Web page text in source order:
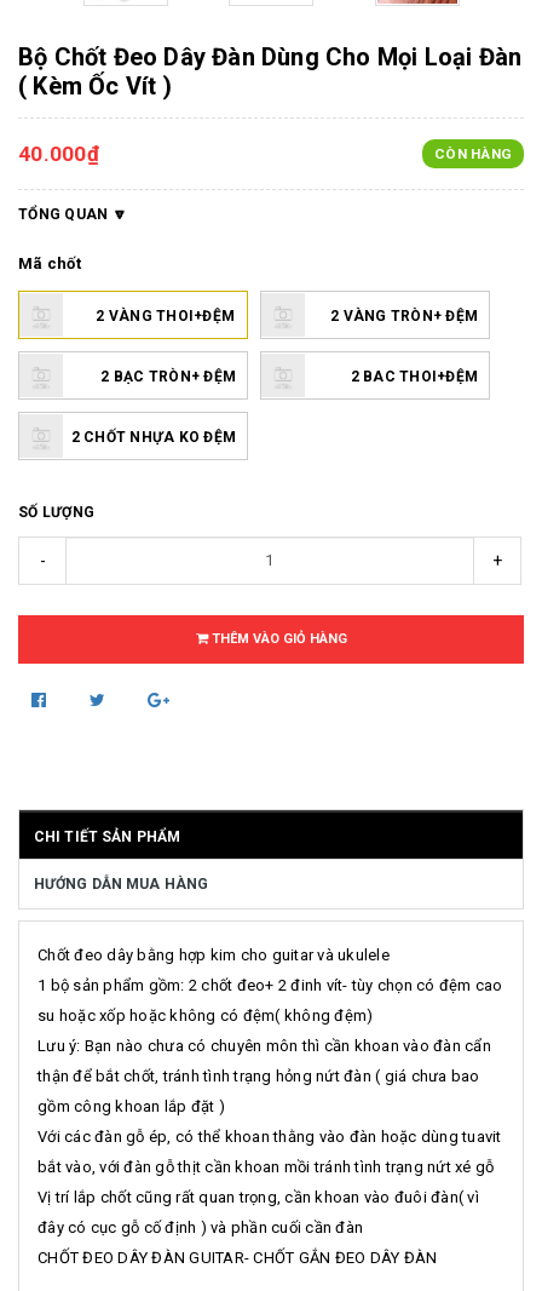
Bộ Chốt Đeo Dây Đàn Dùng Cho Mọi Loại Đàn
( Kèm Ốc Vít )
40.000₫ CÒN HÀNG
TỔNG QUAN
Mã chốt
2 VÀNG THOI+ĐỆM 2 VÀNG TRÒN+ ĐỆM
2 BẠC TRÒN+ ĐỆM 2 BAC THOI+ĐỆM
2 CHỐT NHỰA KO ĐỆM
SỐ LƯỢNG
- +
THÊM VÀO GIỎ HÀNG
CHI TIẾT SẢN PHẨM
HƯỚNG DẪN MUA HÀNG
Chốt đeo dây bằng hợp kim cho guitar và ukulele
1 bộ sản phẩm gồm: 2 chốt đeo+ 2 đinh vít- tùy chọn có đệm cao
su hoặc xốp hoặc không có đệm( không đệm)
Lưu ý: Bạn nào chưa có chuyên môn thì cần khoan vào đàn cẩn
thận để bắt chốt, tránh tình trạng hỏng nứt đàn ( giá chưa bao
gồm công khoan lắp đặt )
Với các đàn gỗ ép, có thể khoan thằng vào đàn hoặc dùng tuavit
bắt vào, với đàn gỗ thịt cần khoan mồi tránh tình trạng nứt xé gỗ
Vị trí lắp chốt cũng rất quan trọng, cần khoan vào đuôi đàn( vì
đây có cục gỗ cố định ) và phần cuối cần đàn
CHỐT ĐEO DÂY ĐÀN GUITAR- CHỐT GẮN ĐEO DÂY ĐÀN